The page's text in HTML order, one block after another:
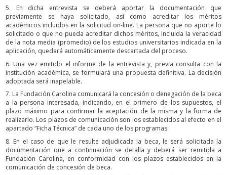
5. En dicha entrevista se deberá aportar la documentación que
previamente se haya solicitado, así como acreditar los méritos
académicos incluidos en la solicitud on-line. La persona que no aporte lo
solicitado o que no pueda acreditar dichos méritos, incluida la veracidad
de la nota media (promedio) de los estudios universitarios indicada en la
aplicación, quedará automáticamente descartada del proceso.
6. Una vez emitido el informe de la entrevista y, previa consulta con la
institución académica, se formulará una propuesta definitiva. La decisión
adoptada será inapelable.
7. La Fundación Carolina comunicará la concesión o denegación de la beca
a la persona interesada, indicando, en el primero de los supuestos, el
plazo máximo para confirmar la aceptación de la misma y la forma de
realizarlo. Los plazos de comunicación son los establecidos al efecto en el
apartado “Ficha Técnica” de cada uno de los programas.
8. En el caso de que le resulte adjudicada la beca, le será solicitada la
documentación que a continuación se detalla y deberá ser remitida a
Fundación Carolina, en conformidad con los plazos establecidos en la
comunicación de concesión de beca.